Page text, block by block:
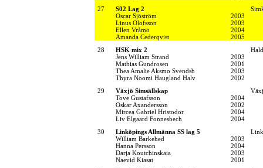
27
S02 Lag 2
Oscar Sjöström
2003
Linus Olofsson
2003
Ellen Vråmo
2004
Amanda Cederqvist
2005
28
HSK mix 2
Jens William Strand
2003
Mathias Gundrosen
2001
Thea Amalie Aksmo Svendsb
2003
Thyra Noomi Haugland Halv
2002
29
Växjö Simsällskap
Tove Gustafsson
2004
Oskar Axandersson
2002
Mircea Gabriel Hristodor
2004
Liv Elgaard Fonnesbech
2004
30
Linköpings Allmänna SS lag 5
William Barkehed
2003
Hanna Persson
2004
Darja Koutchinskaia
2003
Naevid Kiasat
2001